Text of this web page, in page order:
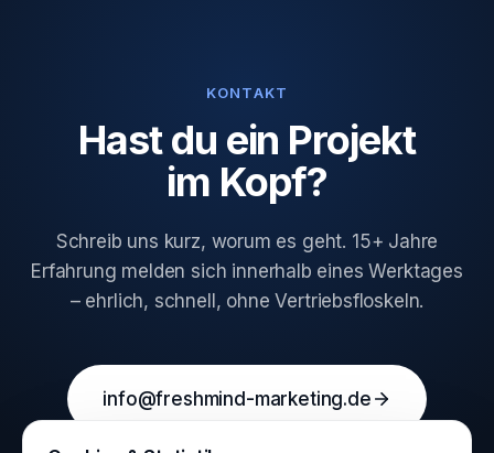
KONTAKT
Hast du ein Projekt
im Kopf?
Schreib uns kurz, worum es geht. 15+ Jahre
Erfahrung melden sich innerhalb eines Werktages
– ehrlich, schnell, ohne Vertriebsfloskeln.
info@freshmind-marketing.de